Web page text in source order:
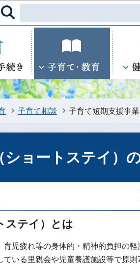
このページ
子育て相談 子育て短期支援事
ョートステイ）
ステイ）とは
児疲れ等の身体的・精神的負担の
いる里親会や児童養護施設等で原